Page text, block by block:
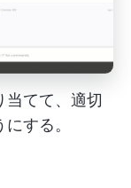
当てて、適切
する。